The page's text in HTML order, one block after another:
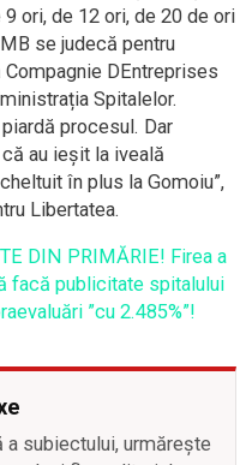
ori, de 12 ori, de 20 de ori
se judecă pentru
DEntreprises
Spitalelor.
procesul. Dar
au ieșit la iveală
în plus la Gomoiu”,
Libertatea.
DIN PRIMĂRIE! Firea a
facă publicitate spitalului
”cu 2.485%”!
a subiectului, urmărește